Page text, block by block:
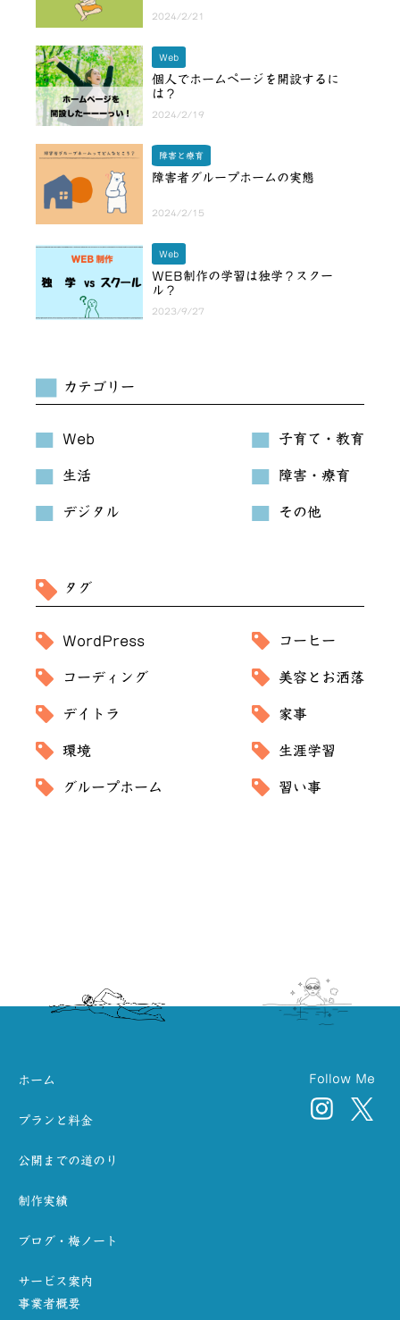
2024/2/21
Web
個人でホームページを開設するに
は？
2024/2/19
障害と療育
障害者グループホームの実態
2024/2/15
Web
WEB制作の学習は独学？スクー
ル？
2023/9/27
カテゴリー
Web
生活
デジタル
子育て・教育
障害・療育
その他
タグ
WordPress
コーディング
デイトラ
環境
グループホーム
コーヒー
美容とお洒落
家事
生涯学習
習い事
ホーム
プランと料金
公開までの道のり
制作実績
ブログ・梅ノート
サービス案内
事業者概要
Follow Me